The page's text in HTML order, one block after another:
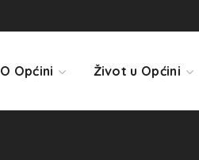
O Općini Život u Općini